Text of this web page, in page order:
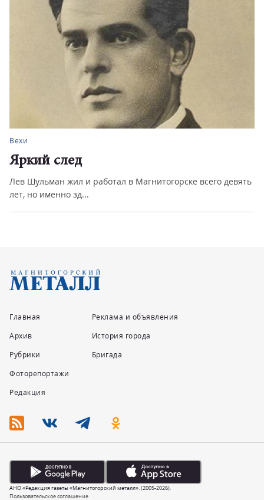
Вехи
Яркий след
Лев Шульман жил и работал в Магнитогорске всего девять
лет, но именно зд...
Главная
Архив
Рубрики
Фоторепортажи
Редакция
Реклама и объявления
История города
Бригада
Пользовательское соглашение
АНО «Редакция газеты «Магнитогорский металл». (2005-2026).